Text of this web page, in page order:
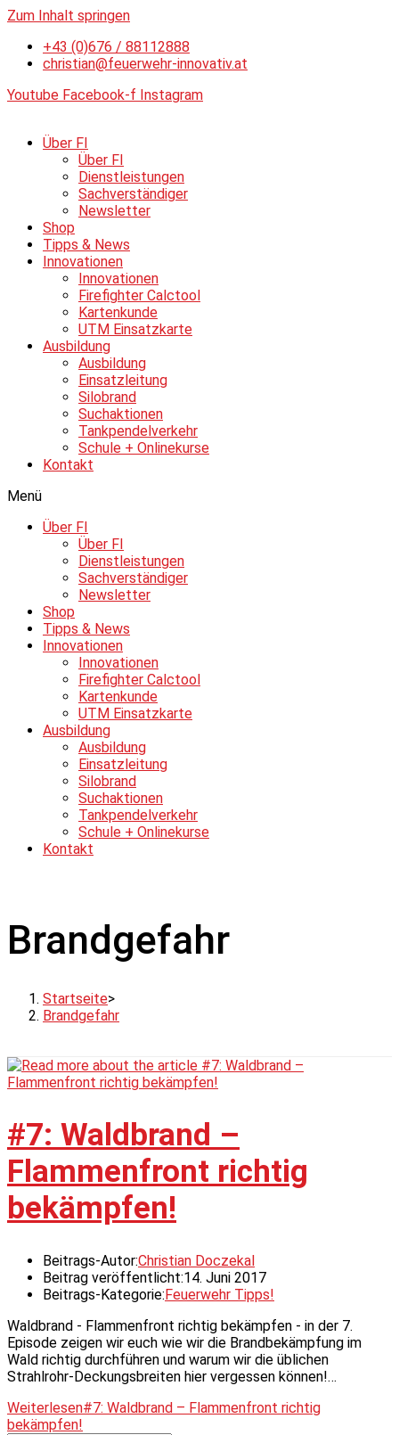
Zum Inhalt springen
+43 (0)676 / 88112888
christian@feuerwehr-innovativ.at
Youtube Facebook-f Instagram
Über FI
Über FI
Dienstleistungen
Sachverständiger
Newsletter
Shop
Tipps & News
Innovationen
Innovationen
Firefighter Calctool
Kartenkunde
UTM Einsatzkarte
Ausbildung
Ausbildung
Einsatzleitung
Silobrand
Suchaktionen
Tankpendelverkehr
Schule + Onlinekurse
Kontakt
Menü
Über FI
Über FI
Dienstleistungen
Sachverständiger
Newsletter
Shop
Tipps & News
Innovationen
Innovationen
Firefighter Calctool
Kartenkunde
UTM Einsatzkarte
Ausbildung
Ausbildung
Einsatzleitung
Silobrand
Suchaktionen
Tankpendelverkehr
Schule + Onlinekurse
Kontakt
Brandgefahr
Startseite>
Brandgefahr
#7: Waldbrand –
Flammenfront richtig
bekämpfen!
Beitrags-Autor:Christian Doczekal
Beitrag veröffentlicht:14. Juni 2017
Beitrags-Kategorie: Feuerwehr Tipps!
Waldbrand - Flammenfront richtig bekämpfen - in der 7.
Episode zeigen wir euch wie wir die Brandbekämpfung im
Wald richtig durchführen und warum wir die üblichen
Strahlrohr-Deckungsbreiten hier vergessen können!…
Weiterlesen#7: Waldbrand – Flammenfront richtig
bekämpfen!